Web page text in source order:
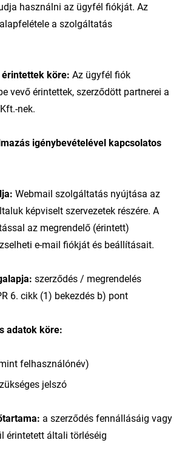
használni az ügyfél fiókját. Az
a szolgáltatás
köre: Az ügyfél fiók
vevő érintettek, szerződött partnerei a
nek.
igénybevételével kapcsolatos
Webmail szolgáltatás nyújtása az
képviselt szervezetek részére. A
az megrendelő (érintett)
e-mail fiókját és beállításait.
szerződés / megrendelés
6. cikk (1) bekezdés b) pont
adatok köre:
felhasználónév)
jelszó
a szerződés fennállásáig vagy
érintetett általi törléséig